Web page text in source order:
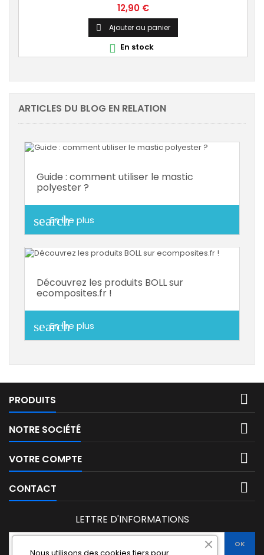
Prix
12,90 €
 Ajouter au panier
 En stock
ARTICLES DU BLOG EN RELATION
Guide : comment utiliser le mastic
polyester ?
search
En lire plus
Découvrez les produits BOLL sur
ecomposites.fr !
search
En lire plus
PRODUITS 
NOTRE SOCIÉTÉ 
VOTRE COMPTE 
CONTACT 
LETTRE D'INFORMATIONS